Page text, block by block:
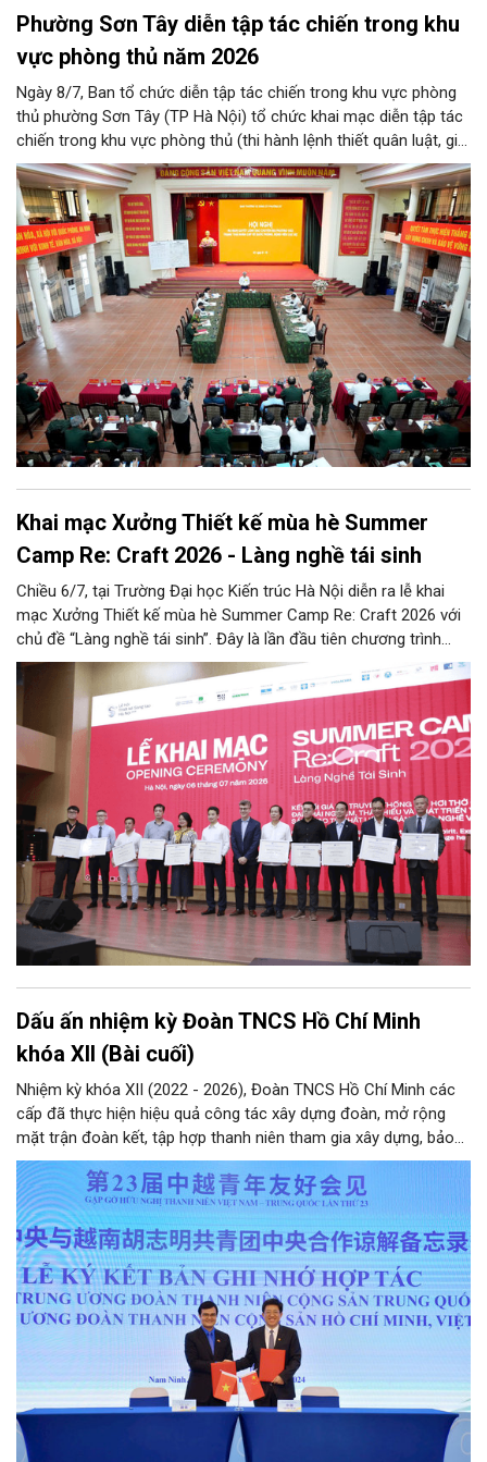
Phường Sơn Tây diễn tập tác chiến trong khu
vực phòng thủ năm 2026
Ngày 8/7, Ban tổ chức diễn tập tác chiến trong khu vực phòng
thủ phường Sơn Tây (TP Hà Nội) tổ chức khai mạc diễn tập tác
chiến trong khu vực phòng thủ (thi hành lệnh thiết quân luật, giới
nghiêm) năm 2026.
Khai mạc Xưởng Thiết kế mùa hè Summer
Camp Re: Craft 2026 - Làng nghề tái sinh
Chiều 6/7, tại Trường Đại học Kiến trúc Hà Nội diễn ra lễ khai
mạc Xưởng Thiết kế mùa hè Summer Camp Re: Craft 2026 với
chủ đề “Làng nghề tái sinh”. Đây là lần đầu tiên chương trình
được tổ chức tại khu vực phía Bắc, tiếp nối thành công của bốn
mùa tổ chức trước đó (2022 - 2025) tại khu vực phía Nam.
Dấu ấn nhiệm kỳ Đoàn TNCS Hồ Chí Minh
khóa XII (Bài cuối)
Nhiệm kỳ khóa XII (2022 - 2026), Đoàn TNCS Hồ Chí Minh các
cấp đã thực hiện hiệu quả công tác xây dựng đoàn, mở rộng
mặt trận đoàn kết, tập hợp thanh niên tham gia xây dựng, bảo
vệ Đảng và hệ thống chính trị; công tác quốc tế thanh niên;
tham mưu, phối hợp… Qua đó hoàn thành các mục tiêu nghị
quyết Đại hội Đoàn khóa XII đặt ra, hướng tới nhiệm kỳ khóa XIII
với hành động cách mạng thống nhất: “Tuổi trẻ Việt Nam tiên
phong trong kỷ nguyên mới”.